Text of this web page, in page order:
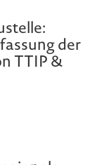
der
TTIP &